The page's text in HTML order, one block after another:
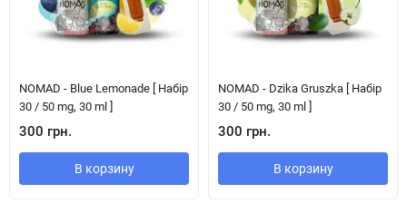
NOMAD - Blue Lemonade [ Набір
30 / 50 mg, 30 ml ]
300 грн.
В корзину
NOMAD - Dzika Gruszka [ Набір
30 / 50 mg, 30 ml ]
300 грн.
В корзину